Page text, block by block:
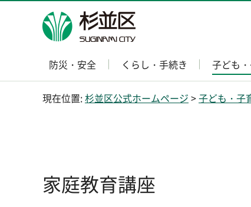
杉並区
防災・安全 くらし・手続き 子ども
現在位置:杉並区公式ホームページ >子ども・子
家庭教育講座